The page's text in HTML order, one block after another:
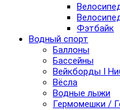
Фэтбайк
Водный спорт
Баллоны
Бассейны
Вейкборды I
Вёсла
Водные лыжи
Гермомешки /